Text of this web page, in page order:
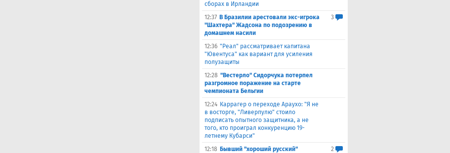
сборах в Ирландии
12:37 В Бразилии арестовали экс-игрока
"Шахтера" Жадсона по подозрению в
домашнем насили
3
12:36 "Реал" рассматривает капитана
"Ювентуса" как вариант для усиления
полузащиты
12:28 "Вестерло" Сидорчука потерпел
разгромное поражение на старте
чемпионата Бельгии
12:24 Каррагер о переходе Араухо: "Я не
в восторге, "Ливерпулю" стоило
подписать опытного защитника, а не
того, кто проиграл конкуренцию 19-
летнему Кубарси"
12:18 Бывший "хороший русский"
2